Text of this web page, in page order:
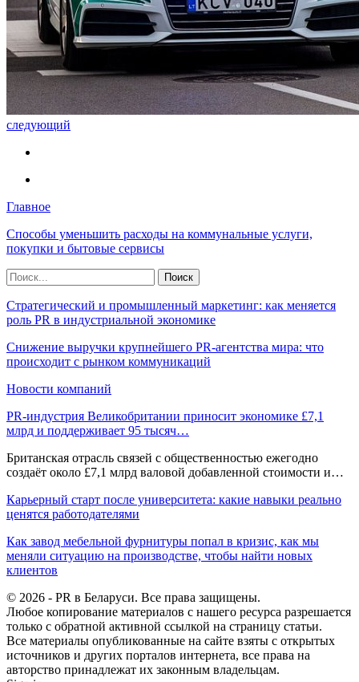
следующий
Главное
Способы уменьшить расходы на коммунальные услуги,
покупки и бытовые сервисы
Стратегический и промышленный маркетинг: как меняется
роль PR в индустриальной экономике
Снижение выручки крупнейшего PR-агентства мира: что
происходит с рынком коммуникаций
Новости компаний
PR-индустрия Великобритании приносит экономике £7,1
млрд и поддерживает 95 тысяч…
Британская отрасль связей с общественностью ежегодно
создаёт около £7,1 млрд валовой добавленной стоимости и…
Карьерный старт после университета: какие навыки реально
ценятся работодателями
Как завод мебельной фурнитуры попал в кризис, как мы
меняли ситуацию на производстве, чтобы найти новых
клиентов
© 2026 - PR в Беларуси. Все права защищены.
Любое копирование материалов с нашего ресурса разрешается
только с обратной активной ссылкой на страницу статьи.
Все материалы опубликованные на сайте взяты с открытых
источников и других порталов интернета, все права на
авторство принадлежат их законным владельцам.